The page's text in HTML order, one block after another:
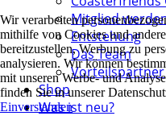
Mitglied
Entstehung
Das Team
Vorteilspartner
Shop
Was ist neu?
Wir verarbeiten
mithilfe von Cookies und
bereitzustellen, Werbung zu
analysieren. Wir können
mit unseren Werbe- und
finden Sie in unserer
Einverstanden